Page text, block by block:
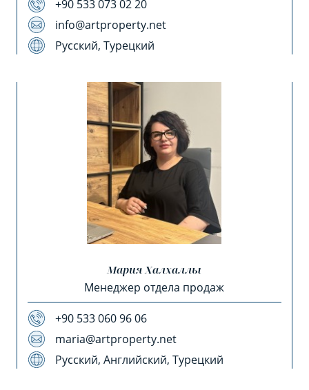
+90 533 073 02 20
info@artproperty.net
Русский, Турецкий
Мария Халхаллы
Менеджер отдела продаж
+90 533 060 96 06
maria@artproperty.net
Русский, Английский, Турецкий